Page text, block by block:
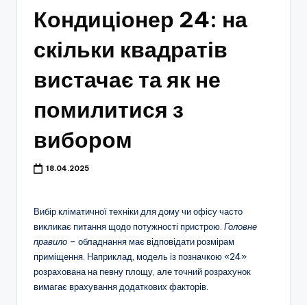
Кондиціонер 24: на
скільки квадратів
вистачає та як не
помилитися з
вибором
18.04.2025
Вибір кліматичної техніки для дому чи офісу часто
викликає питання щодо потужності пристрою. Головне
правило – обладнання має відповідати розмірам
приміщення. Наприклад, модель із позначкою «24»
розрахована на певну площу, але точний розрахунок
вимагає врахування додаткових факторів.